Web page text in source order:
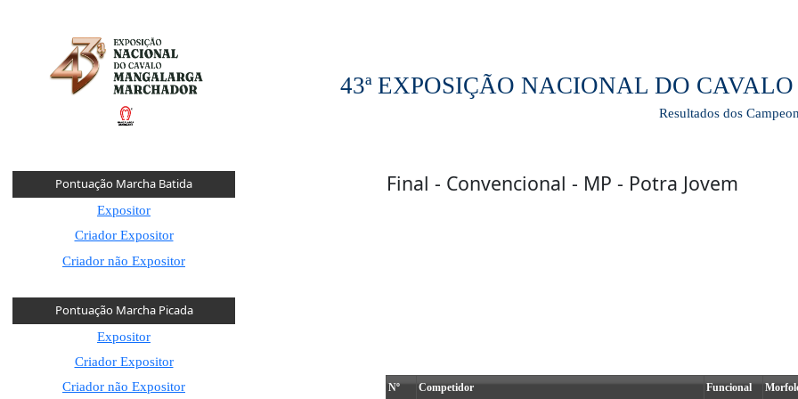
43ª EXPOSIÇÃO NACIONAL DO
Resultados dos
Pontuação Marcha Batida
Expositor
Criador Expositor
Criador não Expositor
Pontuação Marcha Picada
Expositor
Criador Expositor
Criador não Expositor
Final - Convencional - MP - Potra Jovem
Nº Competidor Funcional